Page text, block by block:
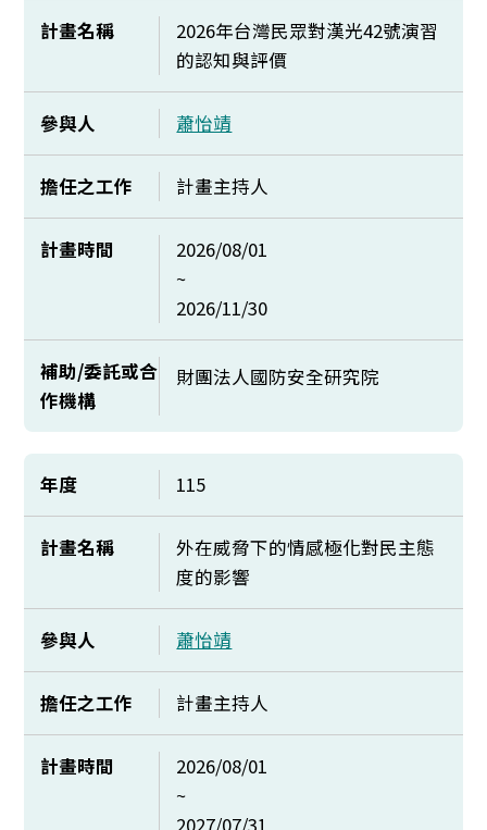
計畫名稱
2026年台灣民眾對漢光42號演習
的認知與評價
參與人 蕭怡靖
擔任之工作 計畫主持人
計畫時間
2026/08/01
~
2026/11/30
補助/委託或合
作機構
財團法人國防安全研究院
年度 115
計畫名稱
外在威脅下的情感極化對民主態
度的影響
參與人 蕭怡靖
擔任之工作 計畫主持人
計畫時間
2026/08/01
~
2027/07/31